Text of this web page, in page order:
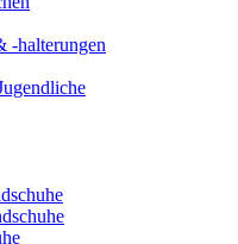
-halterungen